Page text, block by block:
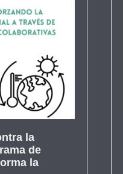
la
de
la